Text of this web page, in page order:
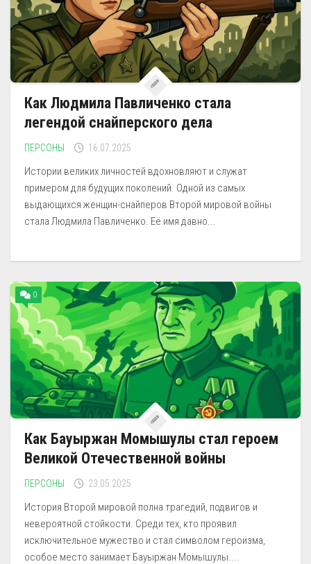
Как Людмила Павличенко стала
легендой снайперского дела
ПЕРСОНЫ 16.07.2025
Истории великих личностей вдохновляют и служат
примером для будущих поколений. Одной из самых
выдающихся женщин-снайперов Второй мировой войны
стала Людмила Павличенко. Её имя давно...
0
Как Бауыржан Момышулы стал героем
Великой Отечественной войны
ПЕРСОНЫ 23.05.2025
История Второй мировой полна трагедий, подвигов и
невероятной стойкости. Среди тех, кто проявил
исключительное мужество и стал символом героизма,
особое место занимает Бауыржан Момышулы....